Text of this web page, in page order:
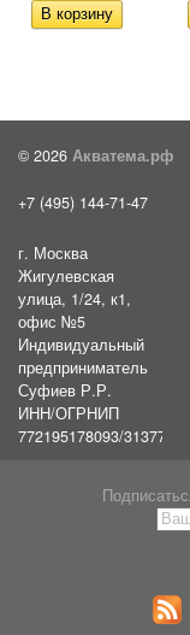
© 2026 Акватема.рф
+7 (495) 144-71-47
г. Москва
Жигулевская
улица, 1/24, к1,
офис №5
Индивидуальный
предприниматель
Суфиев Р.Р.
ИНН/ОГРНИП
772195178093/